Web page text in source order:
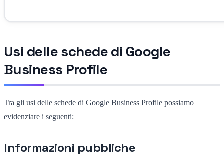
Usi delle schede di Google
Business Profile
Tra gli usi delle schede di Google Business Profile possiamo
evidenziare i seguenti:
Informazioni pubbliche